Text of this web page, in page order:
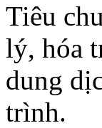
Tiêu
lý, hóa
dung
trình.